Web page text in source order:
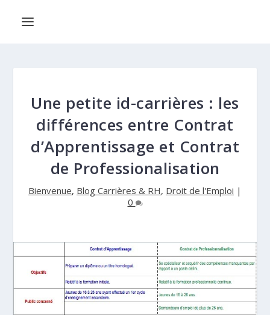
Une petite id-carrières : les
différences entre Contrat
d’Apprentissage et Contrat
de Professionalisation
Bienvenue, Blog Carrières & RH, Droit de l'Emploi |
0